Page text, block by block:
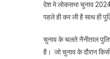
देश मे लोकसभा चुनाव
पहले ही कर ली है साथ ही
चुनाव के चलते नैनीताल
है। जो चुनाव के दौरान